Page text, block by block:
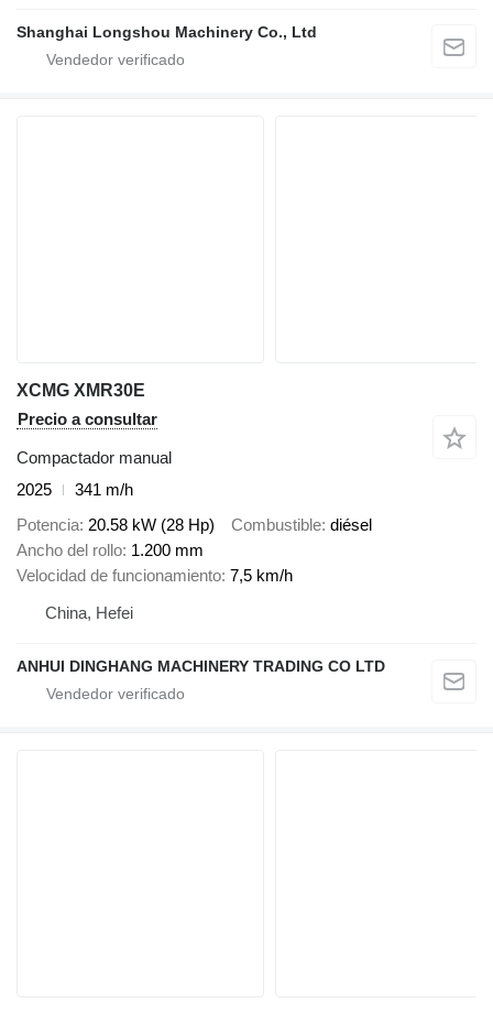
Shanghai Longshou Machinery Co., Ltd
XCMG XMR30E
Precio a consultar
Compactador manual
2025
341 m/h
Potencia 20.58 kW (28 Hp) Combustible diésel
Ancho del rollo 1.200 mm
Velocidad de funcionamiento 7,5 km/h
China, Hefei
ANHUI DINGHANG MACHINERY TRADING CO LTD